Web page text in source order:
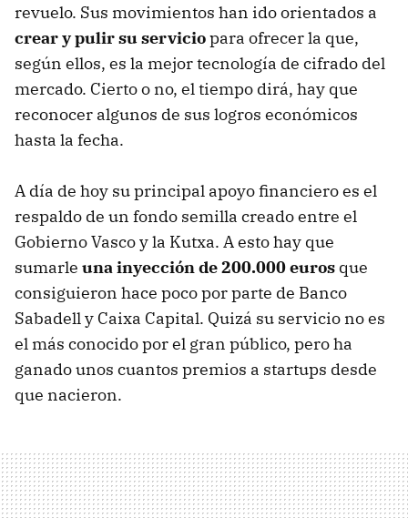
revuelo. Sus movimientos han ido orientados a
crear y pulir su serviciopara ofrecer la que,
según ellos, es la mejor tecnología de cifrado del
mercado. Cierto o no, el tiempo dirá, hay que
reconocer algunos de sus logros económicos
hasta la fecha.
A día de hoy su principal apoyo financiero es el
respaldo de un fondo semilla creado entre el
Gobierno Vasco y la Kutxa. A esto hay que
sumarle una inyección de 200.000 euros que
consiguieron hace poco por parte de Banco
Sabadell y Caixa Capital. Quizá su servicio no es
el más conocido por el gran público, pero ha
ganado unos cuantos premios a startups desde
que nacieron.